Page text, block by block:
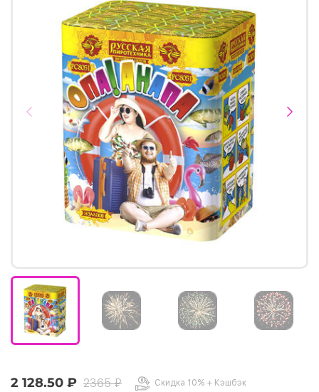
2 128.50 ₽ 2365 ₽ Скидка 10% + Кэшбэк